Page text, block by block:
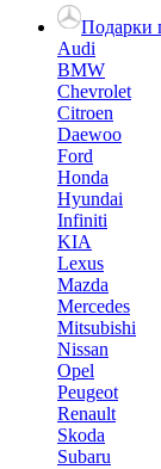
Подарки
Audi
BMW
Chevrolet
Citroen
Daewoo
Ford
Honda
Hyundai
Infiniti
KIA
Lexus
Mazda
Mercedes
Mitsubishi
Nissan
Opel
Peugeot
Renault
Skoda
Subaru